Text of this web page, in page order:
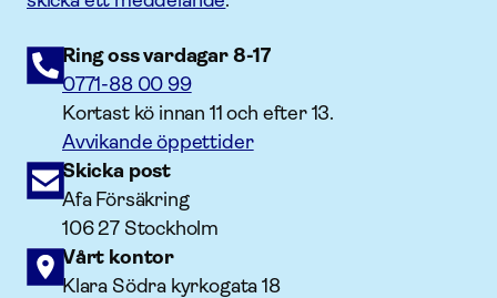
Ring oss vardagar 8-17
0771-88 00 99
Kortast kö innan 11 och efter 13.
Avvikande öppettider
Skicka post
Afa Försäkring
106 27 Stockholm
Vårt kontor
Klara Södra kyrkogata 18